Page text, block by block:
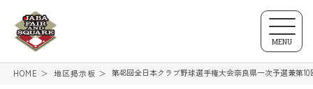
MENU
HOME 地区掲示板 第48回全日本クラブ野球選手権大会奈良県一次予選兼第